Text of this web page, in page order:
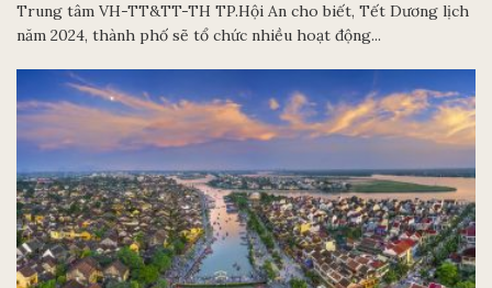
Trung tâm VH-TT&TT-TH TP.Hội An cho biết, Tết Dương lịch
năm 2024, thành phố sẽ tổ chức nhiều hoạt động...